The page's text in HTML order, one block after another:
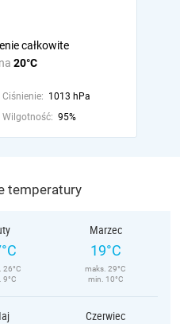
20°C
całkowite
Ciśnienie: 1013 hPa
Wilgotność: 95%
temperatury
26°C
9°C
Marzec
19°C
maks. 29°C
min. 10°C
Czerwiec